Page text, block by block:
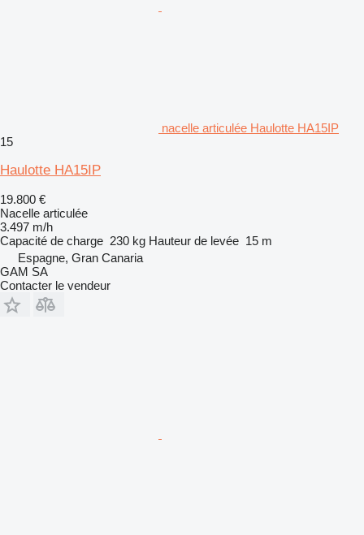
nacelle articulée Haulotte HA15IP
15
Haulotte HA15IP
19.800 €
Nacelle articulée
3.497 m/h
Capacité de charge 230 kg Hauteur de levée 15 m
Espagne, Gran Canaria
GAM SA
Contacter le vendeur